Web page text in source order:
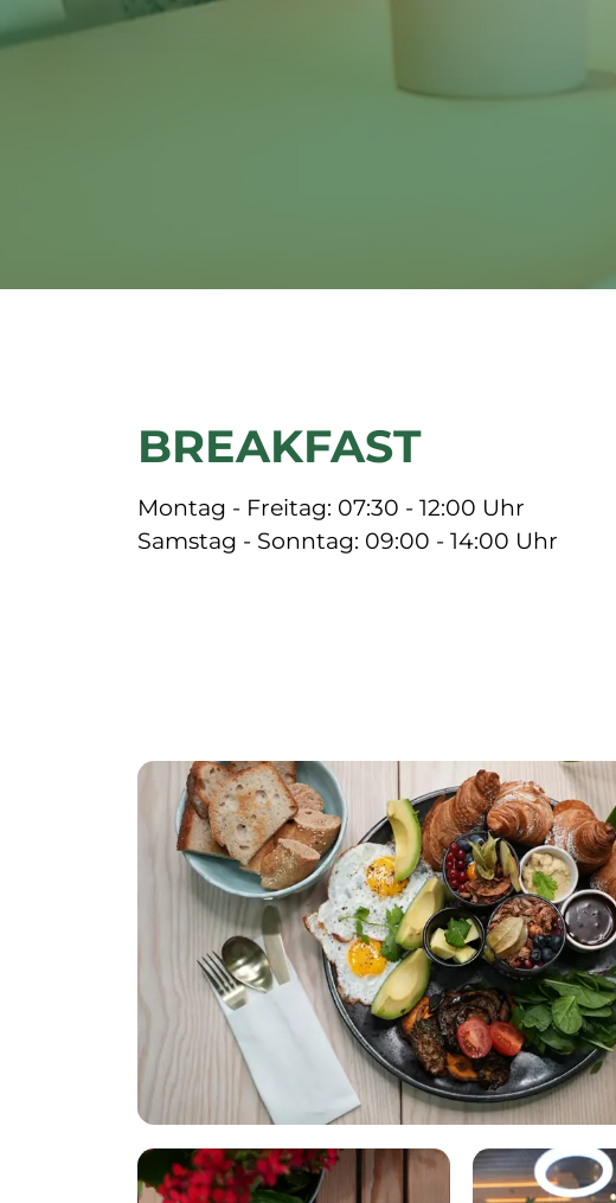
BREAKFAST
Montag - Freitag: 07:30 - 12:00 Uhr
Samstag - Sonntag: 09:00 - 14:00 Uhr